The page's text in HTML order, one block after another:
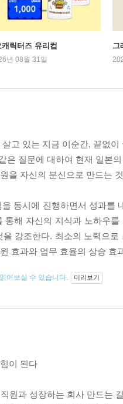
릭터즈 유리컵
년 08월 31일
그
고 있는 지금 이순간, 끝없
은 질문에 대하여 현재 일본
을 자신의 분신으로 만드는
동시에 진행하면서 성과를
통해 자신의 지식과 노하우
을 강조한다. 최소의 노력으
효과와 업무 효율의 상승 효
어보실 수 있습니다. 미리보기
이 된다
원과 성장하는 회사 만드는